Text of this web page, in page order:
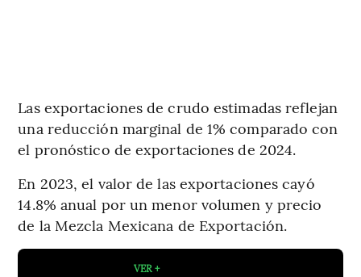
Las exportaciones de crudo estimadas reflejan
una reducción marginal de 1% comparado con
el pronóstico de exportaciones de 2024.
En 2023, el valor de las exportaciones cayó
14.8% anual por un menor volumen y precio
de la Mezcla Mexicana de Exportación.
VER +